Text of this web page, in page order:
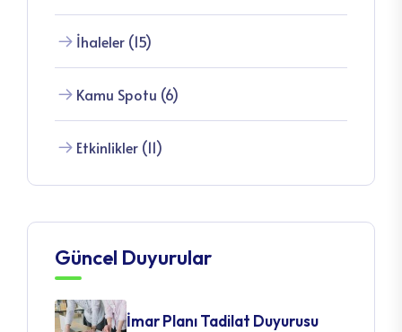
İhaleler (15)
Kamu Spotu (6)
Etkinlikler (11)
Güncel Duyurular
İmar Planı Tadilat Duyurusu